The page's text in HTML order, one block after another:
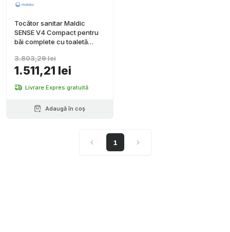
Tocător sanitar Maldic
SENSE V4 Compact pentru
băi complete cu toaletă
1.511,21 lei
3.803,29 lei
Livrare Expres gratuită
Adaugă în coș
1